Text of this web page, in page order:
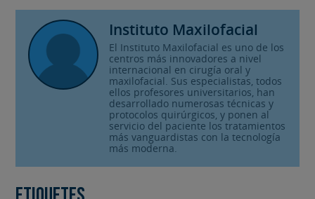
Instituto Maxilofacial
El Instituto Maxilofacial es uno de los
centros más innovadores a nivel
internacional en cirugía oral y
maxilofacial. Sus especialistas, todos
ellos profesores universitarios, han
desarrollado numerosas técnicas y
protocolos quirúrgicos, y ponen al
servicio del paciente los tratamientos
más vanguardistas con la tecnología
más moderna.